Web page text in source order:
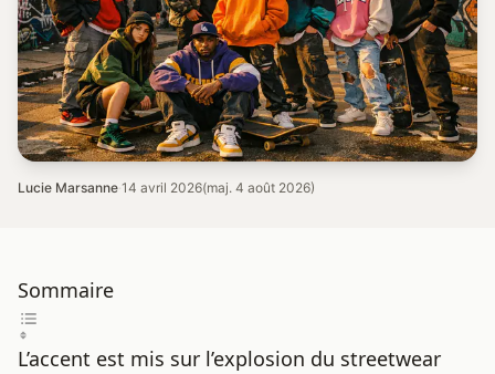
Lucie Marsanne·14 avril 2026(maj. 4 août 2026)
Sommaire
L’accent est mis sur l’explosion du streetwear